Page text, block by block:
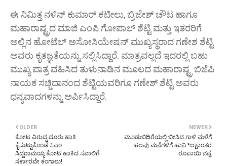
ಈ ನಿಮಿತ್ತ ನಳಿನ್ ಕುಮಾರ್ ಕಟೀಲು, ಬ್ರಿಜೇಶ್ ಚೌಟ ಹಾಗೂ
ಮಹಾರಾಷ್ಟ್ರದ ಮಾಜಿ ಎಂಪಿ ಗೋಪಾಲ್ ಶೆಟ್ಟಿ ಮತ್ತು ಇತರರಿಗೆ
ಅಲ್ಲಿನ ಹೋಟೆಲ್ ಅಸೋಸಿಯೇಷನ್ ಮುಖ್ಯಸ್ಥರಾದ ಗಣೇಶ ಶೆಟ್ಟಿ
ಅವರು ಕೃತಜ್ಞತೆಯನ್ನು ಸಲ್ಲಿಸಿದ್ದಾರೆ. ಮಾತ್ರವಲ್ಲದೆ ಇದರಲ್ಲಿ ಬಹು
ಮುಖ್ಯ ಪಾತ್ರ ವಹಿಸಿದ ತುಳುನಾಡಿನ ಮೂಲದ ಮಹಾರಾಷ್ಟ್ರ ಬಿಜೆಪಿ
ನಾಯಕ ಸಚ್ಚಿದಾನಂದ ಶೆಟ್ಟಿಯವರಿಗೂ ಗಣೇಶ್ ಶೆಟ್ಟಿ ಅವರು
ಧನ್ಯವಾದಗಳನ್ನು ಅರ್ಪಿಸಿದ್ದಾರೆ.
NEWER
ಮೂಡುಬಿದಿರೆಯಲ್ಲಿ ಬೀಸಿದ ಗಾಳಿ ಮಳೆಗೆ
ಹಲವು ಮನೆಗಳಿಗೆ ಹಾನಿ *ಲಕ್ಷಾಂತರ
ರೂಪಾಯಿ ನಷ್ಟ
OLDER
ಕೋಟ ವಿರುದ್ಧ ದೂರು ಹಾಕಿ
ಕೈಸುಟ್ಟುಕೊಂಡ ಸಿಎಂ
ಸಿದ್ದರಾಮಯ್ಯ:ಕೋಟ ಹಾಕಿದ ಸವಾಲಿಗೆ
ಸರ್ಕಾರವೇ ಕಂಗಾಲು!